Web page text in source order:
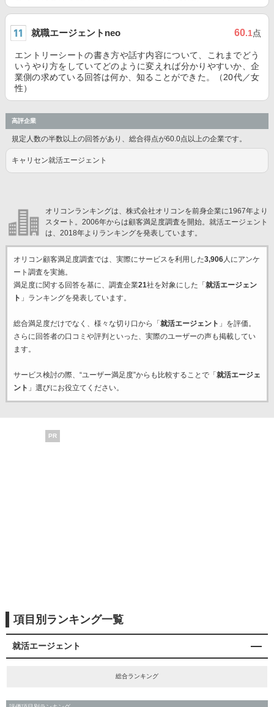
就職エージェントneo 60.1点
エントリーシートの書き方や話す内容について、これまでどう
いうやり方をしていてどのように変えれば分かりやすいか、企
業側の求めている回答は何か、知ることができた。（20代／女
性）
高評企業
規定人数の半数以上の回答があり、総合得点が60.0点以上の企業です。
キャリセン就活エージェント
オリコンランキングは、株式会社オリコンを前身企業に1967年より
スタート。2006年からは顧客満足度調査を開始。就活エージェント
は、2018年よりランキングを発表しています。
オリコン顧客満足度調査では、実際にサービスを利用した3,906人にアンケ
ート調査を実施。
満足度に関する回答を基に、調査企業21社を対象にした「 就活エージェン
ト 」ランキングを発表しています。
総合満足度だけでなく、様々な切り口から「 就活エージェント 」を評価。
さらに回答者の口コミや評判といった、実際のユーザーの声も掲載してい
ます。
サービス検討の際、“ユーザー満足度”からも比較することで「 就活エージェ
ント 」選びにお役立てください。
PR
項目別ランキング一覧
就活エージェント
総合ランキング